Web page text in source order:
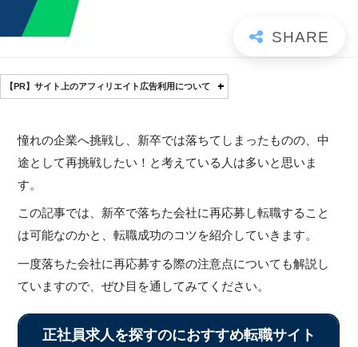
【PR】サイト上のアフィリエイト広告利用について
憧れの企業へ挑戦し、新卒では落ちてしまったものの、中
途として再挑戦したい！と考えている人は多いと思いま
す。
この記事では、新卒で落ちた会社に再応募し転職すること
は可能なのかと、転職成功のコツを紹介していきます。
一度落ちた会社に再応募する際の注意点についても解説し
ていますので、ぜひ目を通してみてください。
正社員求人を探すのにおすすめ転職サイト